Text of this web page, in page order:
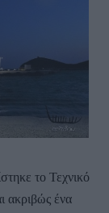
το Τεχνικό
ακριβώς ένα